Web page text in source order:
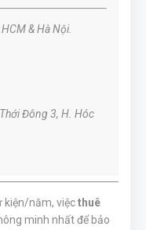
& Hà Nội.
Đông 3, H. Hóc
kiện/năm, việcthuê
minh nhất để bảo